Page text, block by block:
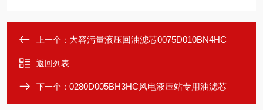
上一个： 大容污量液压回油滤芯0075D010BN4HC
返回列表
下一个： 0280D005BH3HC风电液压站专用油滤芯